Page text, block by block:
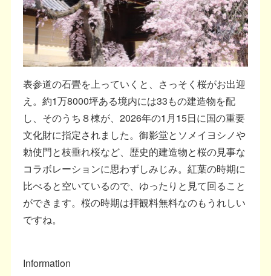
表参道の石畳を上っていくと、さっそく桜がお出迎
え。約1万8000坪ある境内には33もの建造物を配
し、そのうち８棟が、2026年の1月15日に国の重要
文化財に指定されました。御影堂とソメイヨシノや
勅使門と枝垂れ桜など、歴史的建造物と桜の見事な
コラボレーションに思わずしみじみ。紅葉の時期に
比べると空いているので、ゆったりと見て回ること
ができます。桜の時期は拝観料無料なのもうれしい
ですね。
Information